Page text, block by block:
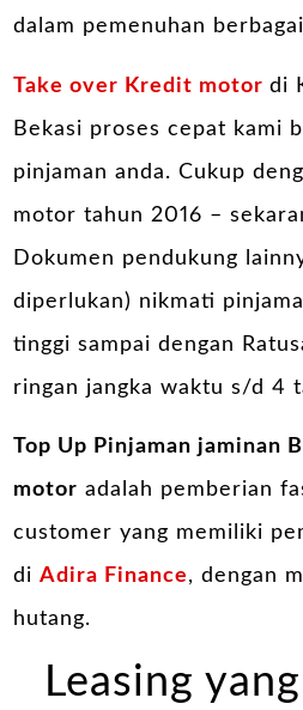
dalam pemenuhan
Take over Kredit motordi
Bekasi proses cepat kami
pinjaman anda. Cukup
motor tahun 2016 –
Dokumen pendukung
diperlukan) nikmati
tinggi sampai dengan
ringan jangka waktu s/d 4
Top Up Pinjaman jaminan
motor adalah pemberian
customer yang memiliki
diAdira Finance, dengan
hutang.
Leasing